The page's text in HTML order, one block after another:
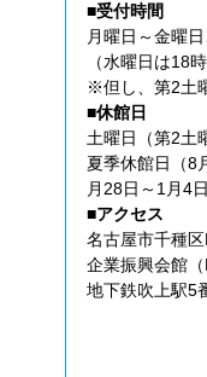
■受付時間
月曜日～金曜
（水曜日は18
※但し、第2土
■休館日
土曜日（第2土
夏季休館日（8
月28日～1月4日
■アクセス
名古屋市千種
企業振興会館
地下鉄吹上駅5